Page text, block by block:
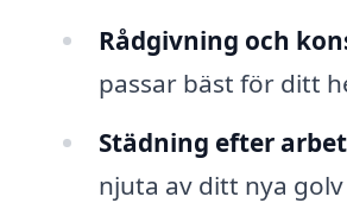
Rådgivning och
passar bäst för ditt
Städning efter
njuta av ditt nya